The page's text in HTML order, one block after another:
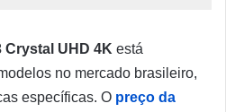
Crystal UHD 4K está
no mercado brasileiro,
específicas. O preço da